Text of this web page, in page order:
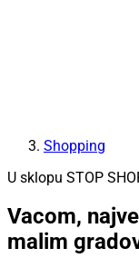
Shopping
U sklopu STOP
Vacom,
malim